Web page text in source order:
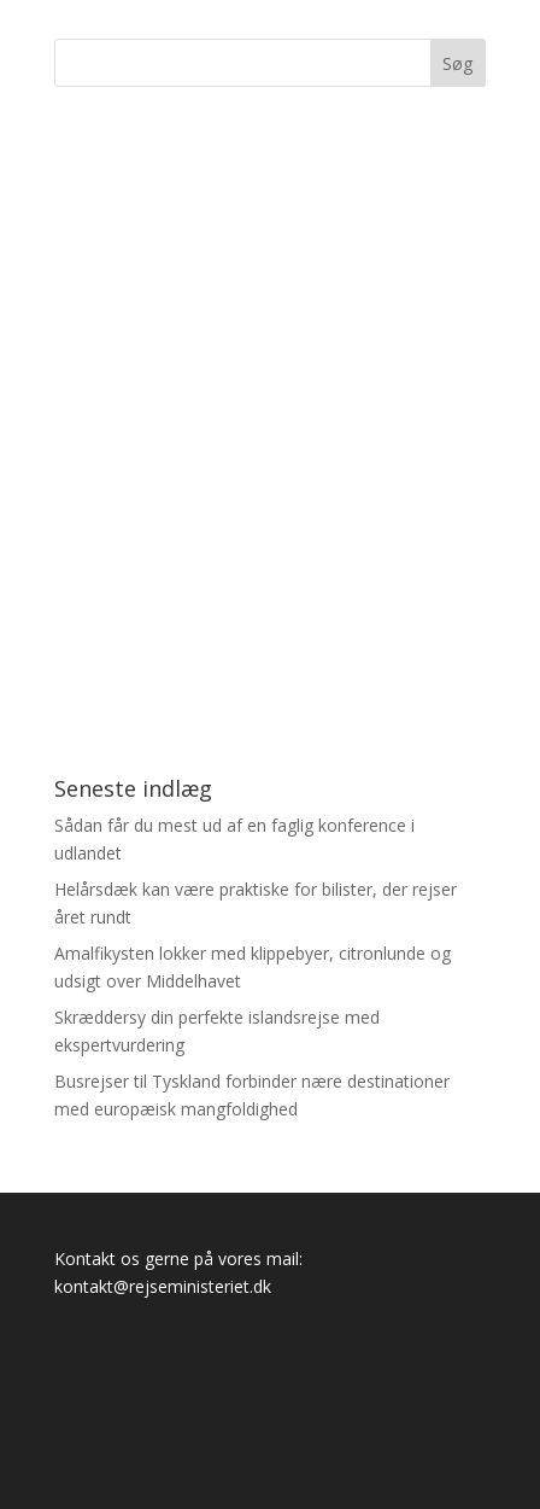
Seneste indlæg
Sådan får du mest ud af en faglig konference i
udlandet
Helårsdæk kan være praktiske for bilister, der rejser
året rundt
Amalfikysten lokker med klippebyer, citronlunde og
udsigt over Middelhavet
Skræddersy din perfekte islandsrejse med
ekspertvurdering
Busrejser til Tyskland forbinder nære destinationer
med europæisk mangfoldighed
Kontakt os gerne på vores mail:
kontakt@rejseministeriet.dk